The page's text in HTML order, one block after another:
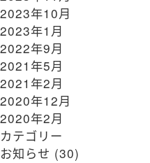
2023年10月
2023年1月
2022年9月
2021年5月
2021年2月
2020年12月
2020年2月
カテゴリー
お知らせ (30)